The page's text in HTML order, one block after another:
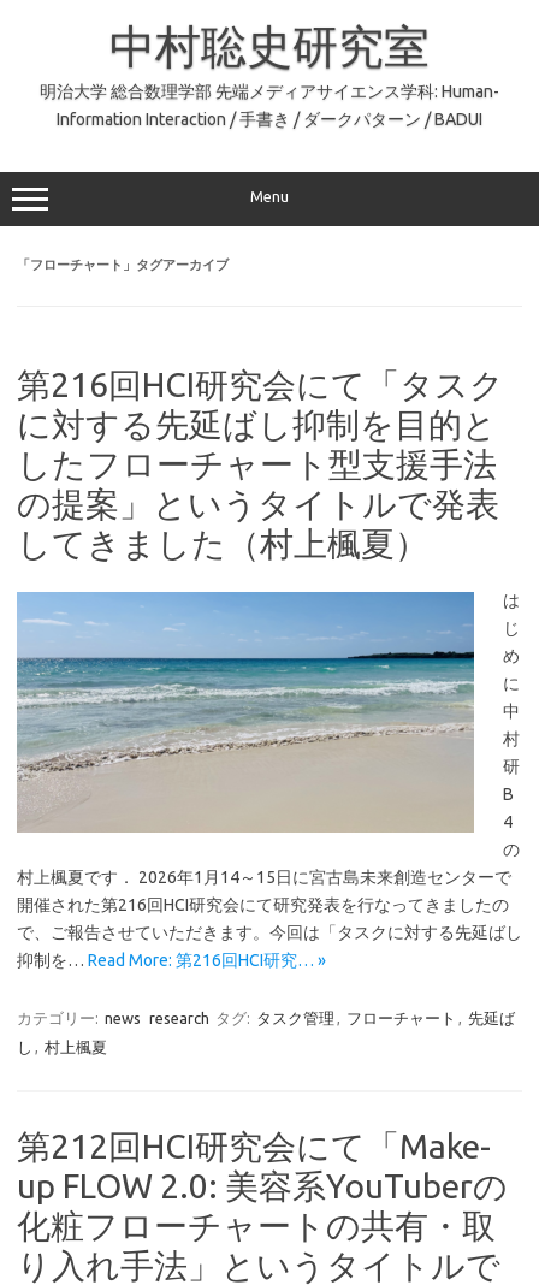
中村聡史研究室
明治大学 総合数理学部 先端メディアサイエンス学科: Human-
Information Interaction / 手書き / ダークパターン / BADUI
Menu
「フローチャート 」タグアーカイブ
第216回HCI研究会にて「タスク
に対する先延ばし抑制を目的と
したフローチャート型支援手法
の提案」というタイトルで発表
してきました（村上楓夏）
は
じ
め
に
中
村
研
B
4
の
村上楓夏です． 2026年1月14～15日に宮古島未来創造センターで
開催された第216回HCI研究会にて研究発表を行なってきましたの
で、ご報告させていただきます。今回は「タスクに対する先延ばし
抑制を… Read More: 第216回HCI研究… »
カテゴリー: news research タグ: タスク管理 , フローチャート , 先延ば
し , 村上楓夏
第212回HCI研究会にて「Make-
up FLOW 2.0: 美容系YouTuberの
化粧フローチャートの共有・取
り入れ手法」というタイトルで